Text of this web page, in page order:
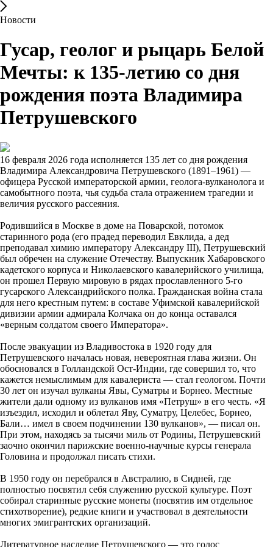
Новости
Гусар, геолог и рыцарь Белой
Мечты: к 135-летию со дня
рождения поэта Владимира
Петрушевского
16 февраля 2026 года исполняется 135 лет со дня рождения
Владимира Александровича Петрушевского (1891–1961) —
офицера Русской императорской армии, геолога-вулканолога и
самобытного поэта, чья судьба стала отражением трагедии и
величия русского рассеяния.
Родившийся в Москве в доме на Поварской, потомок
старинного рода (его прадед переводил Евклида, а дед
преподавал химию императору Александру III), Петрушевский
был обречен на служение Отечеству. Выпускник Хабаровского
кадетского корпуса и Николаевского кавалерийского училища,
он прошел Первую мировую в рядах прославленного 5-го
гусарского Александрийского полка. Гражданская война стала
для него крестным путем: в составе Уфимской кавалерийской
дивизии армии адмирала Колчака он до конца оставался
«верным солдатом своего Императора».
После эвакуации из Владивостока в 1920 году для
Петрушевского началась новая, невероятная глава жизни. Он
обосновался в Голландской Ост-Индии, где совершил то, что
кажется немыслимым для кавалериста — стал геологом. Почти
30 лет он изучал вулканы Явы, Суматры и Борнео. Местные
жители дали одному из вулканов имя «Петруш» в его честь. «Я
изъездил, исходил и облетал Яву, Суматру, Целебес, Борнео,
Бали… имел в своем подчинении 130 вулканов», — писал он.
При этом, находясь за тысячи миль от Родины, Петрушевский
заочно окончил парижские военно-научные курсы генерала
Головина и продолжал писать стихи.
В 1950 году он перебрался в Австралию, в Сидней, где
полностью посвятил себя служению русской культуре. Поэт
собирал старинные русские монеты (посвятив им отдельное
стихотворение), редкие книги и участвовал в деятельности
многих эмигрантских организаций.
Литературное наследие Петрушевского — это голос